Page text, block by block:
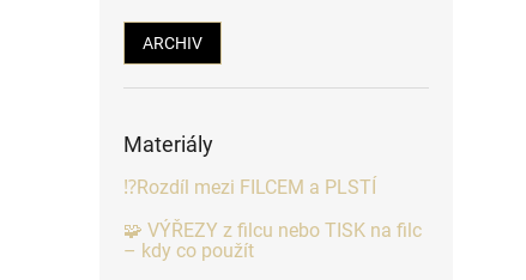
ARCHIV
Materiály
⁉️Rozdíl mezi FILCEM a PLSTÍ
🧩 VÝŘEZY z filcu nebo TISK na filc
– kdy co použít